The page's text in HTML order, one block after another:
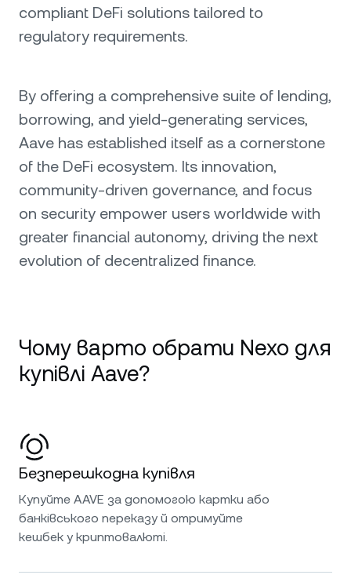
compliant DeFi solutions tailored to
regulatory requirements.
By offering a comprehensive suite of lending,
borrowing, and yield-generating services,
Aave has established itself as a cornerstone
of the DeFi ecosystem. Its innovation,
community-driven governance, and focus
on security empower users worldwide with
greater financial autonomy, driving the next
evolution of decentralized finance.
Чому варто обрати Nexo для
купівлі Aave?
Безперешкодна купівля
Купуйте AAVE за допомогою картки або
банківського переказу й отримуйте
кешбек у криптовалюті.